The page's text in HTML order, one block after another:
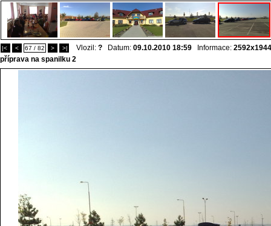
|< < 67 / 82 > >| Vlozil: ? Datum: 09.10.2010 18:59 Informace:
příprava na spanilku 2